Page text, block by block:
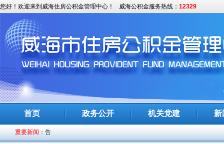
您好！欢迎来到威海住房公积金管理中心！ 威海公积金服务热线： 12329
首页 政务公开 机关党建 新
重要新闻：
威海公积金上线“亮码可办”服务
关于《威海市灵活就业人员住房公积金缴存使用管理办法》（征求
告